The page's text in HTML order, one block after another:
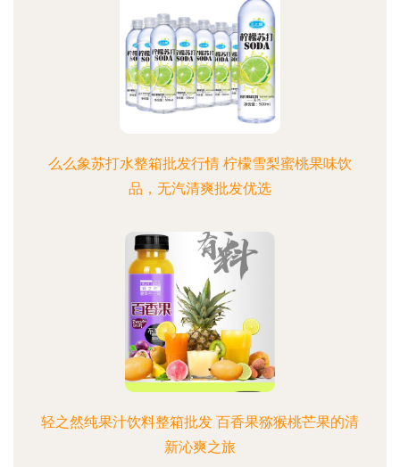
么么象苏打水整箱批发行情 柠檬雪梨蜜桃果味饮
品，无汽清爽批发优选
轻之然纯果汁饮料整箱批发 百香果猕猴桃芒果的清
新沁爽之旅